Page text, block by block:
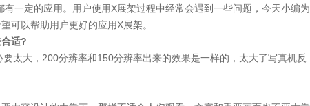
有一定的应用。用户使用X展架过程中经常会遇到一些问题，今天小编为
可以帮助用户更好的应用X展架。
适?
大，200分辨率和150分辨率出来的效果是一样的，太大了写真机反